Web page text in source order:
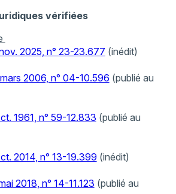
vérifiées
2025, n° 23-23.677 (inédit)
2006, n° 04-10.596 (publié au
1961, n° 59-12.833 (publié au
2014, n° 13-19.399 (inédit)
2018, n° 14-11.123 (publié au